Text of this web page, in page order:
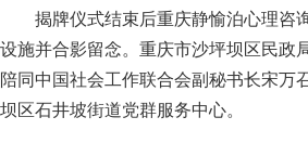
揭牌仪式结束后重庆静愉泊心理咨
设施并合影留念。重庆市沙坪坝区民政
陪同中国社会工作联合会副秘书长宋万
坝区石井坡街道党群服务中心。